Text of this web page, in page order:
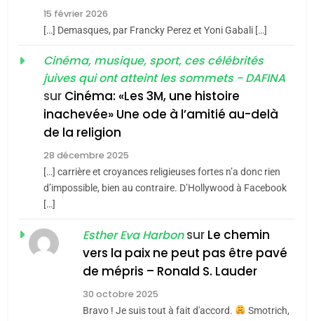
2025, l’année la plus
meurtrière selon le
rapport d’ADL contre
l’antisémitisme
FRANCE ISRAÉL
POURQUOI JE REVENDIQUE
MA JUDAÏTE par Thérèse
Zrihen-Dvir
ISRAÉL JUDAISME
CE QUI NOUS MANQUE –
Jacques Hadida
JUDAISME
15 février 2026
[…] Demasques, par Francky Perez et Yoni Gabali […]
Cinéma, musique, sport, ces célébrités
juives qui ont atteint les sommets - DAFINA
sur Cinéma: «Les 3M, une histoire
inachevée» Une ode à l’amitié au-delà
de la religion
28 décembre 2025
[…] carrière et croyances religieuses fortes n’a donc rien
d’impossible, bien au contraire. D’Hollywood à Facebook
[…]
Esther Eva Harbonsur Le chemin
vers la paix ne peut pas être pavé
de mépris – Ronald S. Lauder
30 octobre 2025
Bravo ! Je suis tout à fait d'accord.
Smotrich,
Tafraout, le miel de Tadla
du terroir
Oeil ravageur – Vanessa De
Loya Stauber
CINEMA
«Tu dis génocide, je dis
chanson de Boy George
ISRAÉL JUDAISME
Tout sur la Nostalgie
SOUVENIRS